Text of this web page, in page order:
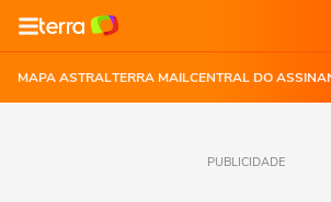
MAPA ASTRALTERRA MAILCENTRAL DO
PUBLICIDADE